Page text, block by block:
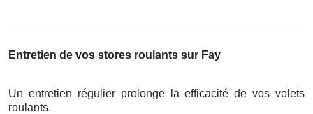
Entretien de vos stores roulants sur Fay
Un entretien régulier prolonge la efficacité de vos volets
roulants.